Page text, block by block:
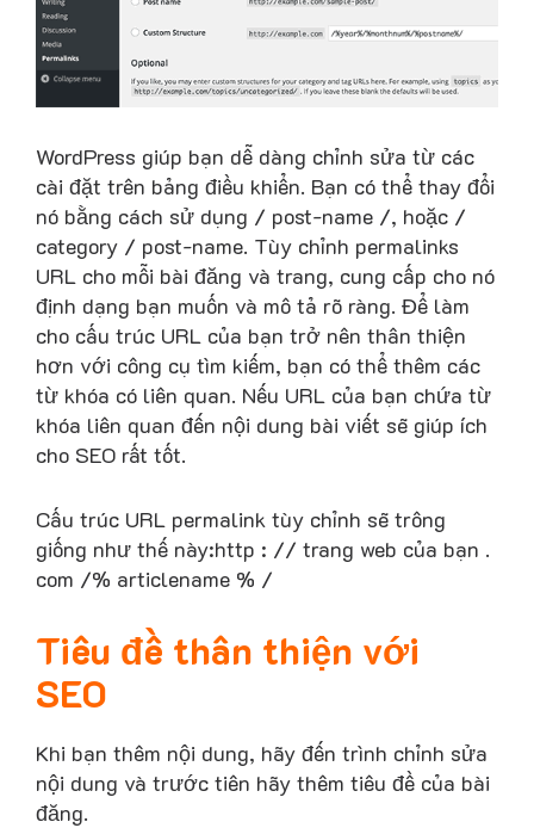
WordPress giúp bạn dễ dàng chỉnh sửa từ các
cài đặt trên bảng điều khiển. Bạn có thể thay đổi
nó bằng cách sử dụng / post-name /, hoặc /
category / post-name. Tùy chỉnh permalinks
URL cho mỗi bài đăng và trang, cung cấp cho nó
định dạng bạn muốn và mô tả rõ ràng. Để làm
cho cấu trúc URL của bạn trở nên thân thiện
hơn với công cụ tìm kiếm, bạn có thể thêm các
từ khóa có liên quan. Nếu URL của bạn chứa từ
khóa liên quan đến nội dung bài viết sẽ giúp ích
cho SEO rất tốt.
Cấu trúc URL permalink tùy chỉnh sẽ trông
giống như thế này:http : // trang web của bạn .
com /% articlename % /
Tiêu đề thân thiện với
SEO
Khi bạn thêm nội dung, hãy đến trình chỉnh sửa
nội dung và trước tiên hãy thêm tiêu đề của bài
đăng.